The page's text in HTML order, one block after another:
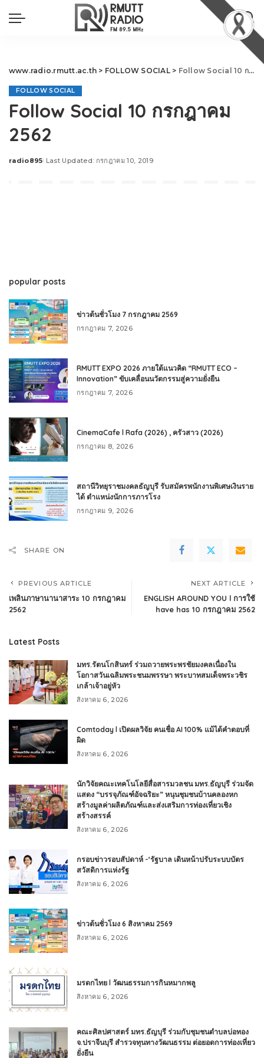
www.radio.rmutt.ac.th > FOLLOW SOCIAL> Follow Social 10 กรกฎาคม 2562
FOLLOW SOCIAL
Follow Social 10 กรกฎาคม
2562
Posted
radio895 Last Updated: กรกฎาคม 10, 2019
popular posts
ข่าวต้นชั่วโมง 7 กรกฎาคม 2569
กรกฎาคม 7, 2026
RMUTT EXPO 2026 ภายใต้แนวคิด “RMUTT ECO –
Innovation” ขับเคลื่อนนวัตกรรมสู่ความยั่งยืน
กรกฎาคม 7, 2026
CinemaCafe l Rafa (2026) , ครัวสาว (2026)
กรกฎาคม 8, 2026
สถานีวิทยุราชมงคลธัญบุรี รับสมัครพนักงานพิเศษเงินราย
ได้ ตำแหน่งนักการภารโรง
กรกฎาคม 9, 2026
SHARE ON
PREVIOUS ARTICLE
เพลินภาษานานาสาระ 10 กรกฎาคม
2562
NEXT ARTICLE
ENGLISH AROUND YOU l การใช้
have has 10 กรกฎาคม 2562
Latest Posts
มทร.รัตนโกสินทร์ ร่วมถวายพระพรชัยมงคลเนื่องใน
โอกาสวันเฉลิมพระชนมพรรษา พระบาทสมเด็จพระวชิร
เกล้าเจ้าอยู่หัว
สิงหาคม 6, 2026
Comtoday l เปิดผลวิจัย คนเชื่อ AI 100% แม้ได้คำตอบที่
ผิด
สิงหาคม 6, 2026
นักวิจัยคณะเทคโนโลยีสื่อสารมวลชน มทร.ธัญบุรี ร่วมจัด
แสดง “บรรจุภัณฑ์อัจฉริยะ” หนุนชุมชนบ้านคลองหก
สร้างมูลค่าผลิตภัณฑ์และส่งเสริมการท่องเที่ยวเชิง
สร้างสรรค์
สิงหาคม 6, 2026
กรอบข่าวรอบสัปดาห์ -‘รัฐบาล เดินหน้าปรับระบบบัตร
สวัสดิการแห่งรัฐ
สิงหาคม 6, 2026
ข่าวต้นชั่วโมง 6 สิงหาคม 2569
สิงหาคม 6, 2026
มรดกไทย l วัฒนธรรมการกินหมากพลู
สิงหาคม 6, 2026
คณะศิลปศาสตร์ มทร.ธัญบุรี ร่วมกับชุมชนตำบลบ่อทอง
จ.ปราจีนบุรี สำรวจทุนทางวัฒนธรรม ต่อยอดการท่องเที่ยว
ยั่งยืน